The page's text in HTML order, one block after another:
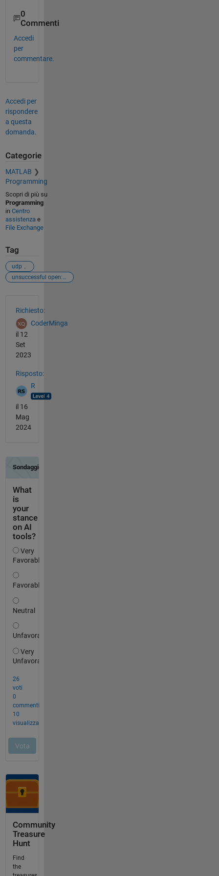
0
Commenti
Accedi
per
commentare.
Accedi per
rispondere
a questa
domanda.
Categorie
MATLAB
Programming
Scopri di più su
Programming
in Centro
assistenza e
File Exchange
Tag
udp，
unsuccessful open: address already in use: cannot
Richiesto:
CoderMinga
il 12
Set
2023
Risposto:
R
il 16
Mag
2024
Community
Treasure
Hunt
Find
the